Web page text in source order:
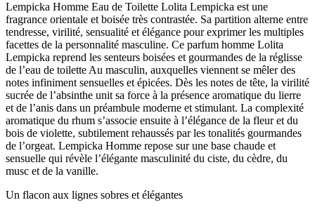
Lempicka Homme Eau de Toilette Lolita Lempicka est une
fragrance orientale et boisée très contrastée. Sa partition alterne entre
tendresse, virilité, sensualité et élégance pour exprimer les multiples
facettes de la personnalité masculine. Ce parfum homme Lolita
Lempicka reprend les senteurs boisées et gourmandes de la réglisse
de l’eau de toilette Au masculin, auxquelles viennent se mêler des
notes infiniment sensuelles et épicées. Dès les notes de tête, la virilité
sucrée de l’absinthe unit sa force à la présence aromatique du lierre
et de l’anis dans un préambule moderne et stimulant. La complexité
aromatique du rhum s’associe ensuite à l’élégance de la fleur et du
bois de violette, subtilement rehaussés par les tonalités gourmandes
de l’orgeat. Lempicka Homme repose sur une base chaude et
sensuelle qui révèle l’élégante masculinité du ciste, du cèdre, du
musc et de la vanille.
Un flacon aux lignes sobres et élégantes